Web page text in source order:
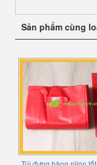
Sản phẩm cùng